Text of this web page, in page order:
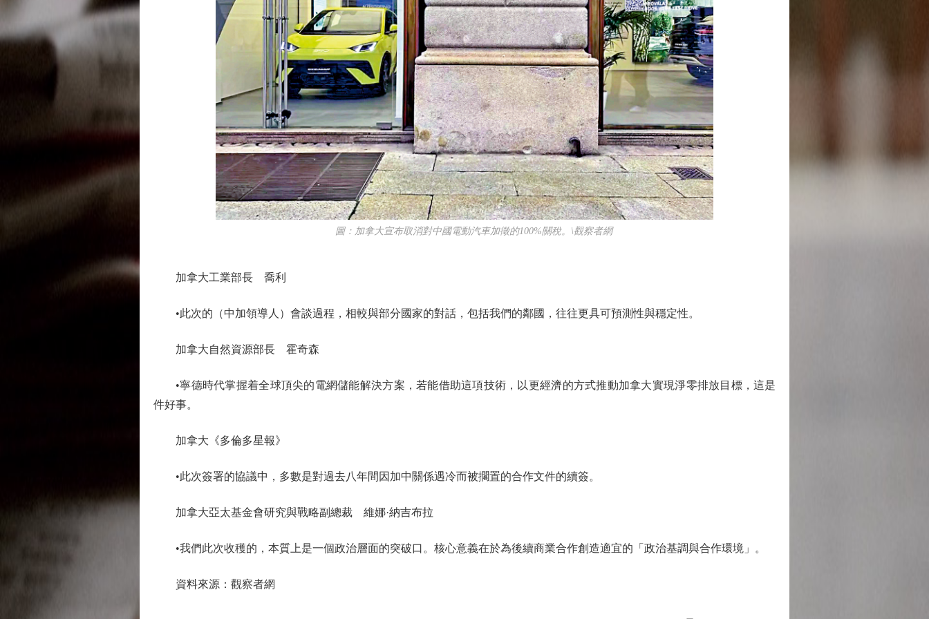
圖：加拿大宣布取消對中國電動汽車加徵的100%關稅。\觀察者網
加拿大工業部長 喬利
•此次的（中加領導人）會談過程，相較與部分國家的對話，包括我們的鄰國，往往更具可預測性與穩定性。
加拿大自然資源部長 霍奇森
•寧德時代掌握着全球頂尖的電網儲能解決方案，若能借助這項技術，以更經濟的方式推動加拿大實現淨零排放目標，這是
件好事。
加拿大《多倫多星報》
•此次簽署的協議中，多數是對過去八年間因加中關係遇冷而被擱置的合作文件的續簽。
加拿大亞太基金會研究與戰略副總裁 維娜·納吉布拉
•我們此次收穫的，本質上是一個政治層面的突破口。核心意義在於為後續商業合作創造適宜的「政治基調與合作環境」。
資料來源：觀察者網